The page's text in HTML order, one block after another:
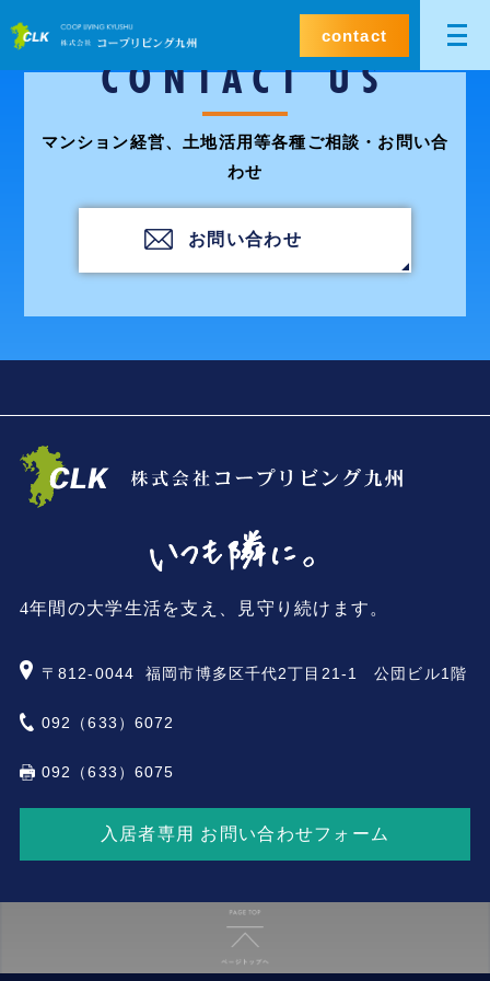
contact
CONTACT US
マンション経営、土地活用等各種ご相談・お問い合
わせ
お問い合わせ
4年間の大学生活を支え、見守り続けます。
〒812-0044 福岡市博多区千代2丁目21-1 公団ビル1階
092（633）6072
092（633）6075
入居者専用 お問い合わせフォーム